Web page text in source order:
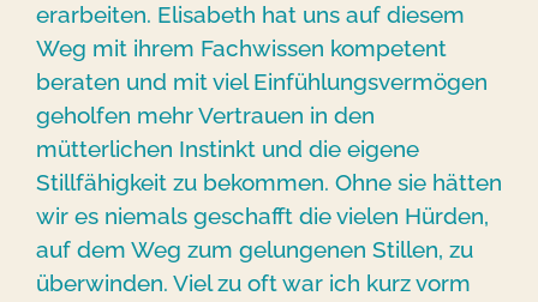
erarbeiten. Elisabeth hat uns auf diesem
Weg mit ihrem Fachwissen kompetent
beraten und mit viel Einfühlungsvermögen
geholfen mehr Vertrauen in den
mütterlichen Instinkt und die eigene
Stillfähigkeit zu bekommen. Ohne sie hätten
wir es niemals geschafft die vielen Hürden,
auf dem Weg zum gelungenen Stillen, zu
überwinden. Viel zu oft war ich kurz vorm